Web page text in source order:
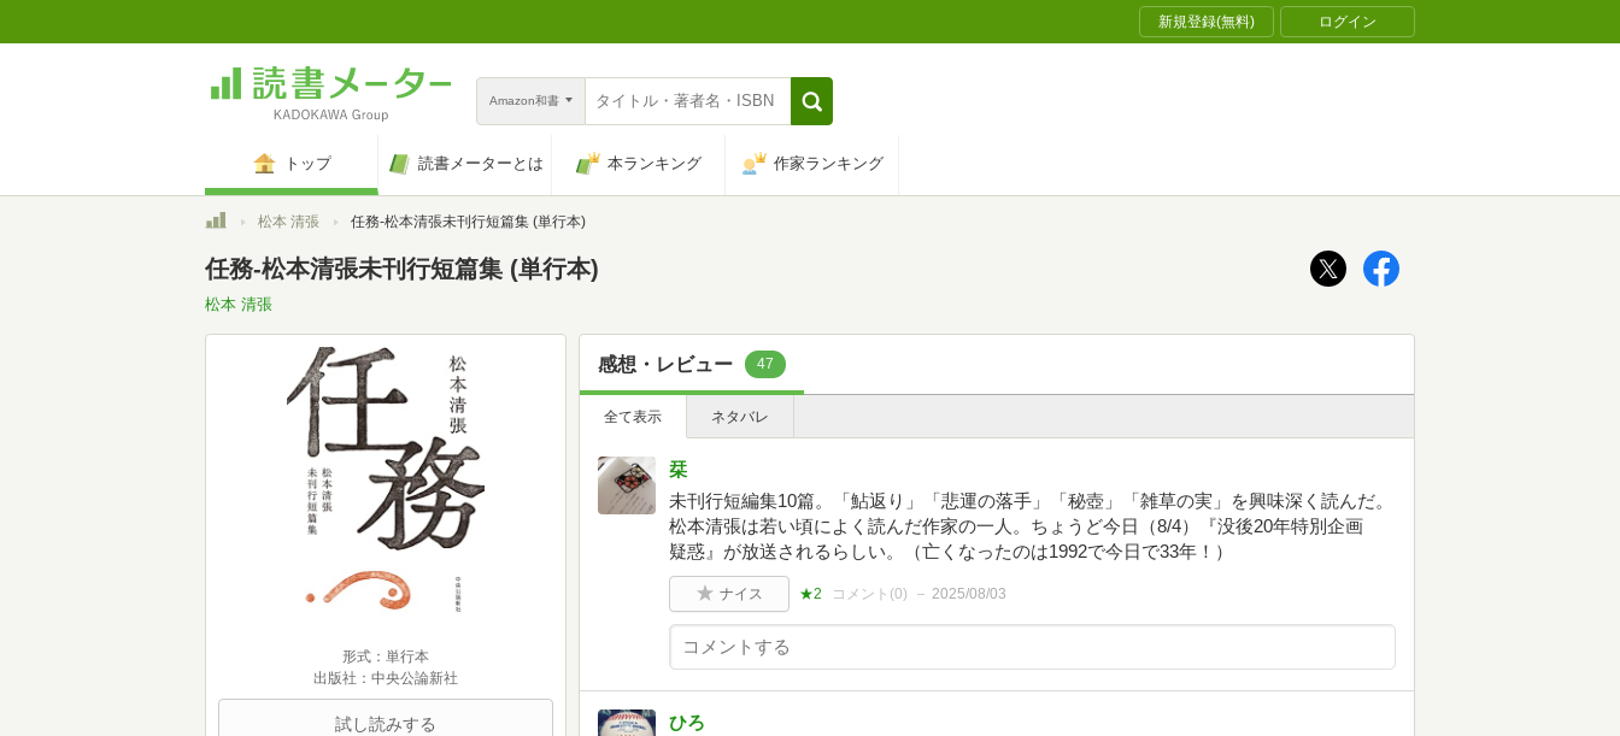
新規登録(無料) ログイン
Amazon和書
トップ 読書メーターとは 本ランキング 作家ランキング
トップ松本 清張 任務-松本清張未刊行短篇集 (単行本)
任務-松本清張未刊行短篇集 (単行本)
松本 清張
形式：単行本
出版社：中央公論新社
試し読みする
感想・レビュー 47
全て表示 ネタバレ
栞
未刊行短編集10篇。「鮎返り」「悲運の落手」「秘壺」「雑草の実」を興味深く読んだ。
松本清張は若い頃によく読んだ作家の一人。ちょうど今日（8/4）『没後20年特別企画
疑惑』が放送されるらしい。（亡くなったのは1992で今日で33年！）
ナイス ★2 コメント(0) 2025/08/03
ひろ